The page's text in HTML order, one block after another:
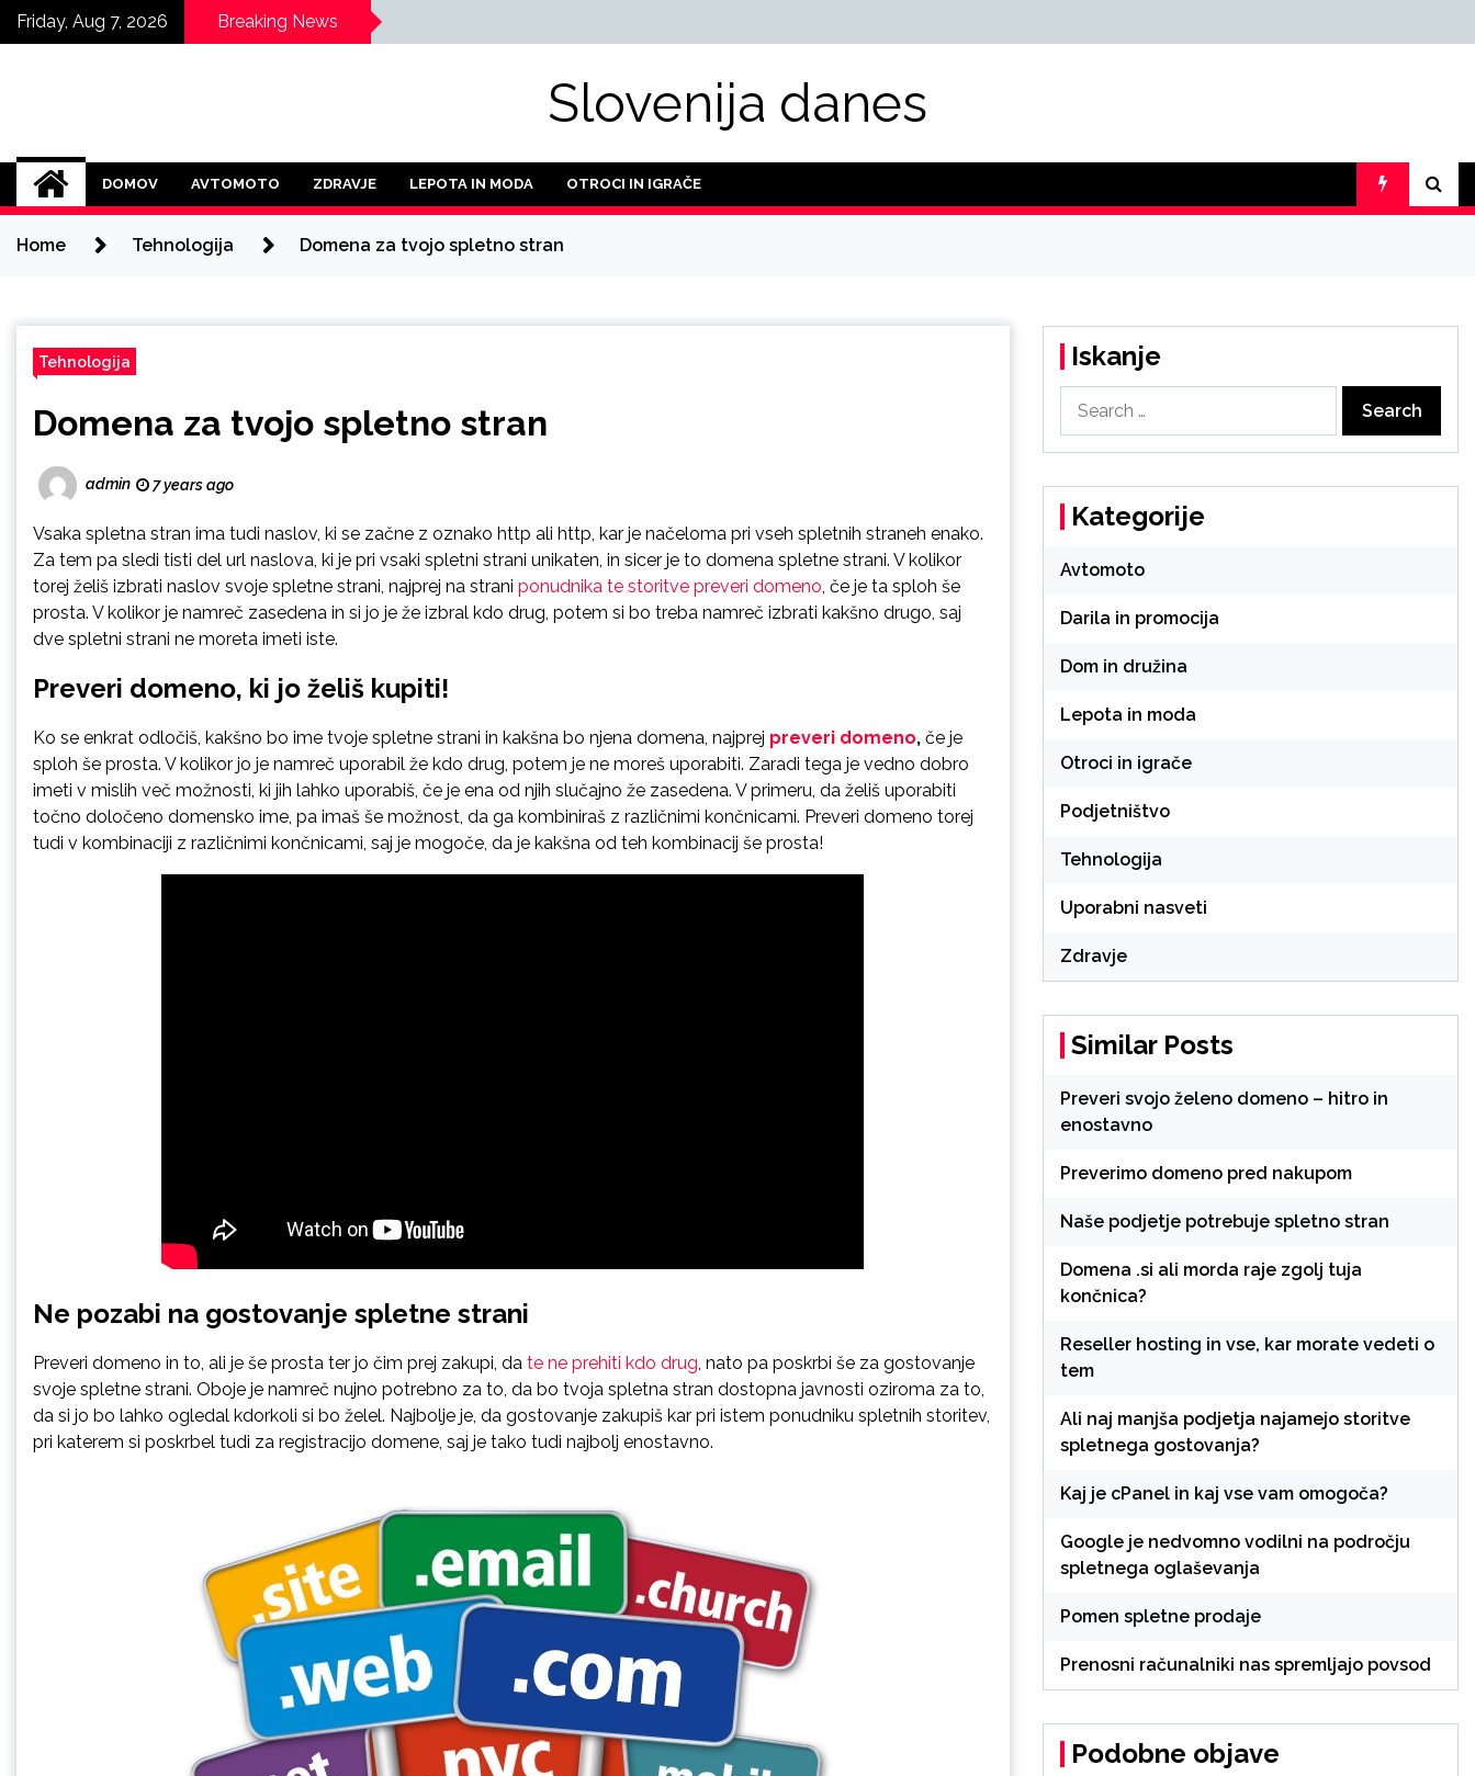
SkipFriday, Aug 7, 2026 Breaking News
Slovenija danes
DOMOV AVTOMOTO ZDRAVJE LEPOTA IN MODA OTROCI IN IGRAČE
Home Tehnologija Domena za tvojo spletno stran
Tehnologija
Domena za tvojo spletno stran
admin 7 years ago
Vsaka spletna stran ima tudi naslov, ki se začne z oznako http ali http, kar je načeloma pri vseh spletnih straneh enako.
Za tem pa sledi tisti del url naslova, ki je pri vsaki spletni strani unikaten, in sicer je to domena spletne strani. V kolikor
torej želiš izbrati naslov svoje spletne strani, najprej na strani ponudnika te storitve preveri domeno, če je ta sploh še
prosta. V kolikor je namreč zasedena in si jo je že izbral kdo drug, potem si bo treba namreč izbrati kakšno drugo, saj
dve spletni strani ne moreta imeti iste.
Preveri domeno, ki jo želiš kupiti!
Ko se enkrat odločiš, kakšno bo ime tvoje spletne strani in kakšna bo njena domena, najprej preveri domeno, če je
sploh še prosta. V kolikor jo je namreč uporabil že kdo drug, potem je ne moreš uporabiti. Zaradi tega je vedno dobro
imeti v mislih več možnosti, ki jih lahko uporabiš, če je ena od njih slučajno že zasedena. V primeru, da želiš uporabiti
točno določeno domensko ime, pa imaš še možnost, da ga kombiniraš z različnimi končnicami. Preveri domeno torej
tudi v kombinaciji z različnimi končnicami, saj je mogoče, da je kakšna od teh kombinacij še prosta!
Ne pozabi na gostovanje spletne strani
Preveri domeno in to, ali je še prosta ter jo čim prej zakupi, da te ne prehiti kdo drug, nato pa poskrbi še za gostovanje
svoje spletne strani. Oboje je namreč nujno potrebno za to, da bo tvoja spletna stran dostopna javnosti oziroma za to,
da si jo bo lahko ogledal kdorkoli si bo želel. Najbolje je, da gostovanje zakupiš kar pri istem ponudniku spletnih storitev,
pri katerem si poskrbel tudi za registracijo domene, saj je tako tudi najbolj enostavno.
Iskanje
for:
Kategorije
Avtomoto
Darila in promocija
Dom in družina
Lepota in moda
Otroci in igrače
Podjetništvo
Tehnologija
Uporabni nasveti
Zdravje
Similar Posts
Preveri svojo želeno domeno – hitro in
enostavno
Preverimo domeno pred nakupom
Naše podjetje potrebuje spletno stran
Domena .si ali morda raje zgolj tuja
končnica?
Reseller hosting in vse, kar morate vedeti o
tem
Ali naj manjša podjetja najamejo storitve
spletnega gostovanja?
Kaj je cPanel in kaj vse vam omogoča?
Google je nedvomno vodilni na področju
spletnega oglaševanja
Pomen spletne prodaje
Prenosni računalniki nas spremljajo povsod
Podobne objave